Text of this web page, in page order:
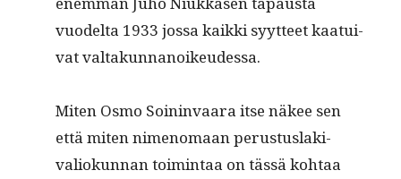
vuodelta 1933 jos­sa kaik­ki syyt­teet kaa­tu­i­
v­at valtakunnanoikeudessa.
Miten Osmo Soin­in­vaara itse näkee sen
että miten nimeno­maan perus­tus­laki­
valiokun­nan toim­intaa on tässä kohtaa